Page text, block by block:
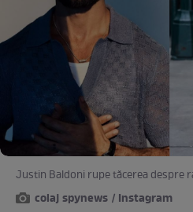
Justin Baldoni rupe tăcerea despre
colaj spynews / Instagram